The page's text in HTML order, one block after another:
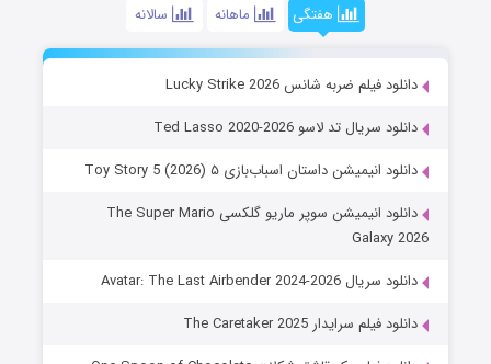
هفتگی ماهانه سالانه
دانلود فیلم ضربه شانس Lucky Strike 2026
دانلود سریال تد لاسو Ted Lasso 2020-2026
دانلود انیمیشن داستان اسباب‌بازی ۵ Toy Story 5 (2026)
دانلود انیمیشن سوپر ماریو گلکسی The Super Mario
Galaxy 2026
دانلود سریال Avatar: The Last Airbender 2024-2026
دانلود فیلم سرایدار The Caretaker 2025